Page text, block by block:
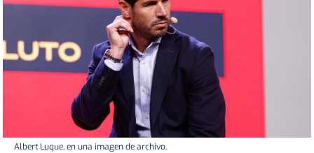
Albert Luque, en una imagen de archivo.